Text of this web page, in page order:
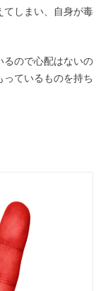
てしまい、自身が毒
るので心配はないの
ているものを持ち